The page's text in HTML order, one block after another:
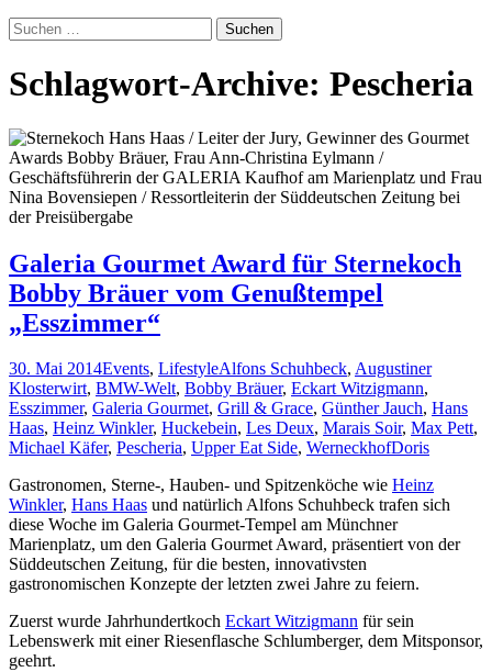
Suchen
nach:
Schlagwort-Archive: Pescheria
Galeria Gourmet Award für Sternekoch
Bobby Bräuer vom Genußtempel
„Esszimmer“
30. Mai 2014Events, LifestyleAlfons Schuhbeck, Augustiner
Klosterwirt, BMW-Welt, Bobby Bräuer, Eckart Witzigmann,
Esszimmer, Galeria Gourmet, Grill & Grace, Günther Jauch, Hans
Haas, Heinz Winkler, Huckebein, Les Deux, Marais Soir, Max Pett,
Michael Käfer, Pescheria, Upper Eat Side, WerneckhofDoris
Gastronomen, Sterne-, Hauben- und Spitzenköche wie Heinz
Winkler, Hans Haas und natürlich Alfons Schuhbeck trafen sich
diese Woche im Galeria Gourmet-Tempel am Münchner
Marienplatz, um den Galeria Gourmet Award, präsentiert von der
Süddeutschen Zeitung, für die besten, innovativsten
gastronomischen Konzepte der letzten zwei Jahre zu feiern.
Zuerst wurde Jahrhundertkoch Eckart Witzigmann für sein
Lebenswerk mit einer Riesenflasche Schlumberger, dem Mitsponsor,
geehrt.